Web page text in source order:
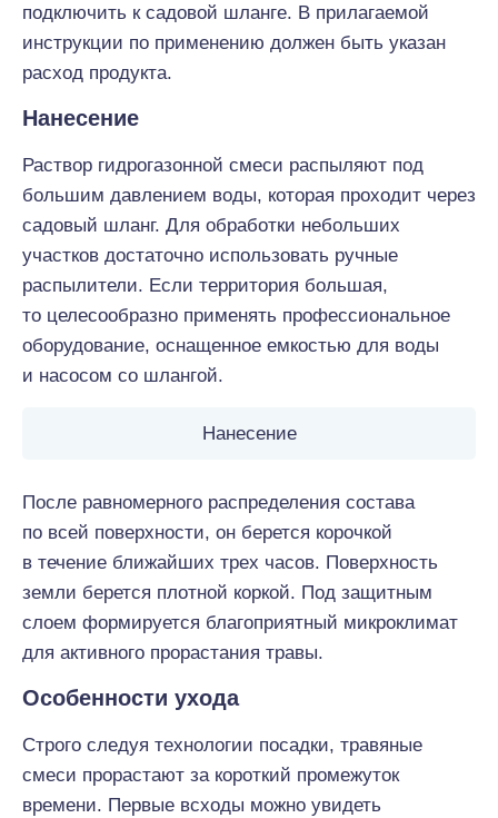
подключить к садовой шланге. В прилагаемой
инструкции по применению должен быть указан
расход продукта.
Нанесение
Раствор гидрогазонной смеси распыляют под
большим давлением воды, которая проходит через
садовый шланг. Для обработки небольших
участков достаточно использовать ручные
распылители. Если территория большая,
то целесообразно применять профессиональное
оборудование, оснащенное емкостью для воды
и насосом со шлангой.
Нанесение
После равномерного распределения состава
по всей поверхности, он берется корочкой
в течение ближайших трех часов. Поверхность
земли берется плотной коркой. Под защитным
слоем формируется благоприятный микроклимат
для активного прорастания травы.
Особенности ухода
Строго следуя технологии посадки, травяные
смеси прорастают за короткий промежуток
времени. Первые всходы можно увидеть